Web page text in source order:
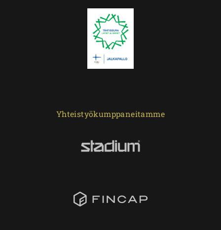
Yhteistyökumppaneitamme